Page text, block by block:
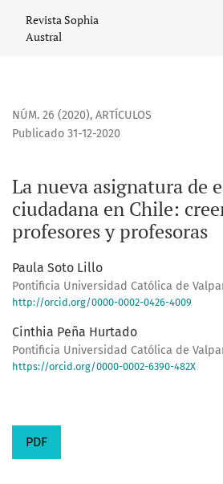
La nueva asignatura de educación
Revista Sophia
Austral
NÚM. 26 (2020), ARTÍCULOS
La nueva asignatura de
ciudadana en Chile:
profesores y profesoras
Publicado 31-12-2020
Paula Soto Lillo
Pontificia Universidad Católica de
http://orcid.org/0000-0002-0426-4009
Cinthia Peña Hurtado
Pontificia Universidad Católica de
https://orcid.org/0000-0002-6390-482X
PDF